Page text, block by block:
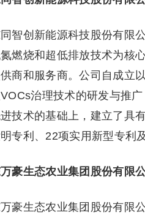
创新能源科技股份有限公
燃烧和超低排放技术为核
商和服务商。公司自成立
治理技术的研发与推
技术的基础上，建立了具
专利、22项实用新型专利
豪生态农业集团股份有限
生态农业集团股份有限公